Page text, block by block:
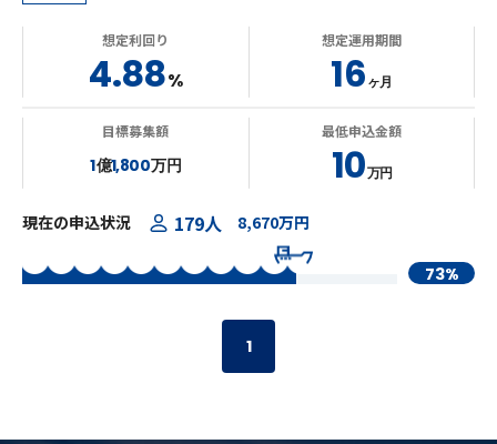
想定利回り
4.88%
想定運用期間
16ヶ月
目標募集額
1億1,800万円
最低申込金額
10万円
現在の申込状況 179人 8,670万円
73%
1